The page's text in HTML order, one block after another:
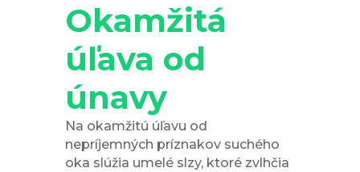
Okamžitá
úľava od
únavy
Na okamžitú úľavu od
nepríjemných príznakov suchého
oka slúžia umelé slzy, ktoré zvlhčia